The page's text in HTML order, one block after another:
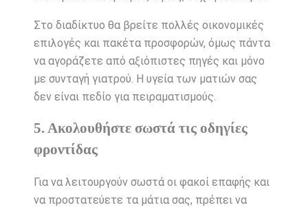
Στο διαδίκτυο θα βρείτε πολλές οικονομικές
επιλογές και πακέτα προσφορών, όμως πάντα
να αγοράζετε από αξιόπιστες πηγές και μόνο
με συνταγή γιατρού. Η υγεία των ματιών σας
δεν είναι πεδίο για πειραματισμούς.
5. Ακολουθήστε σωστά τις οδηγίες
φροντίδας
Για να λειτουργούν σωστά οι φακοί επαφής και
να προστατεύετε τα μάτια σας, πρέπει να